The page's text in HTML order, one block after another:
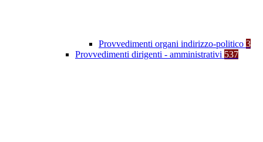
Provvedimenti organi indirizzo-politico 3
Provvedimenti dirigenti - amministrativi 537